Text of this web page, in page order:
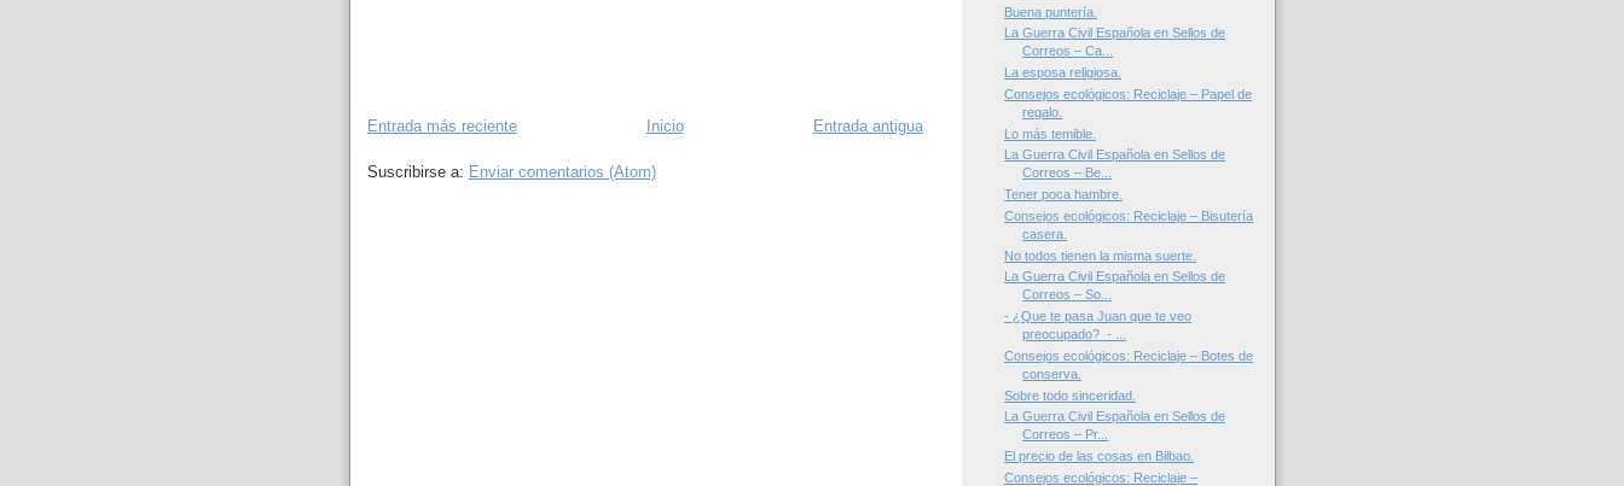
Entrada más reciente Entrada antigua
Inicio
Suscribirse a: Enviar comentarios (Atom)
Buena puntería.
La Guerra Civil Española en Sellos de
Correos – Ca...
La esposa religiosa.
Consejos ecológicos: Reciclaje – Papel de
regalo.
Lo más temible.
La Guerra Civil Española en Sellos de
Correos – Be...
Tener poca hambre.
Consejos ecológicos: Reciclaje – Bisutería
casera.
No todos tienen la misma suerte.
La Guerra Civil Española en Sellos de
Correos – So...
- ¿Que te pasa Juan que te veo
preocupado? - ...
Consejos ecológicos: Reciclaje – Botes de
conserva.
Sobre todo sinceridad.
La Guerra Civil Española en Sellos de
Correos – Pr...
El precio de las cosas en Bilbao.
Consejos ecológicos: Reciclaje –